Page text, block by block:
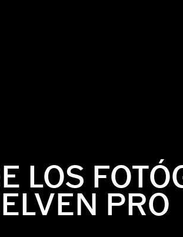
LOS
PRO